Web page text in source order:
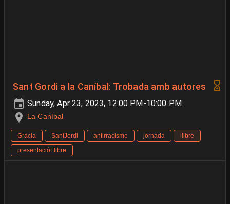
Sant Gordi a la Caníbal: Trobada amb autores
Sunday, Apr 23, 2023, 12:00 PM-10:00 PM
La Caníbal
Gràcia SantJordi antirracisme jornada
llibre
presentacióLlibre